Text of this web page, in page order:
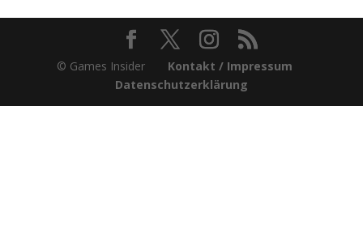
© Games Insider Kontakt / Impressum
Datenschutzerklärung